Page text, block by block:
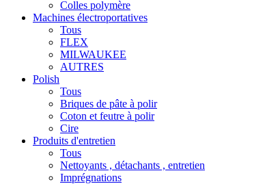
Colles polymère
Machines électroportatives
Tous
FLEX
MILWAUKEE
AUTRES
Polish
Tous
Briques de pâte à polir
Coton et feutre à polir
Cire
Produits d'entretien
Tous
Nettoyants , détachants , entretien
Imprégnations